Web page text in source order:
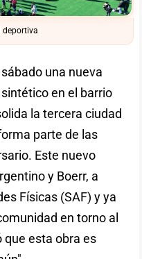
deportiva
una nueva
en el barrio
la tercera ciudad
parte de las
Este nuevo
y Boerr, a
Físicas (SAF) y ya
en torno al
que esta obra es